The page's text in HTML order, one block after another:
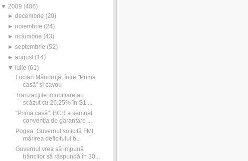
▼ 2009 (406)
►decembrie (20)
► noiembrie (24)
►octombrie (43)
►septembrie (52)
►august (14)
▼ iulie (61)
Lucian Mândruţă, între "Prima
casă" şi cavou
Tranzacţiile imobiliare au
scăzut cu 26,25% în S1 ...
"Prima casă": BCR a semnat
convenţia de garantare ...
Pogea: Guvernul solicită FMI
mărirea deficitului b...
Guvernul vrea să impună
băncilor să răspundă în 30...